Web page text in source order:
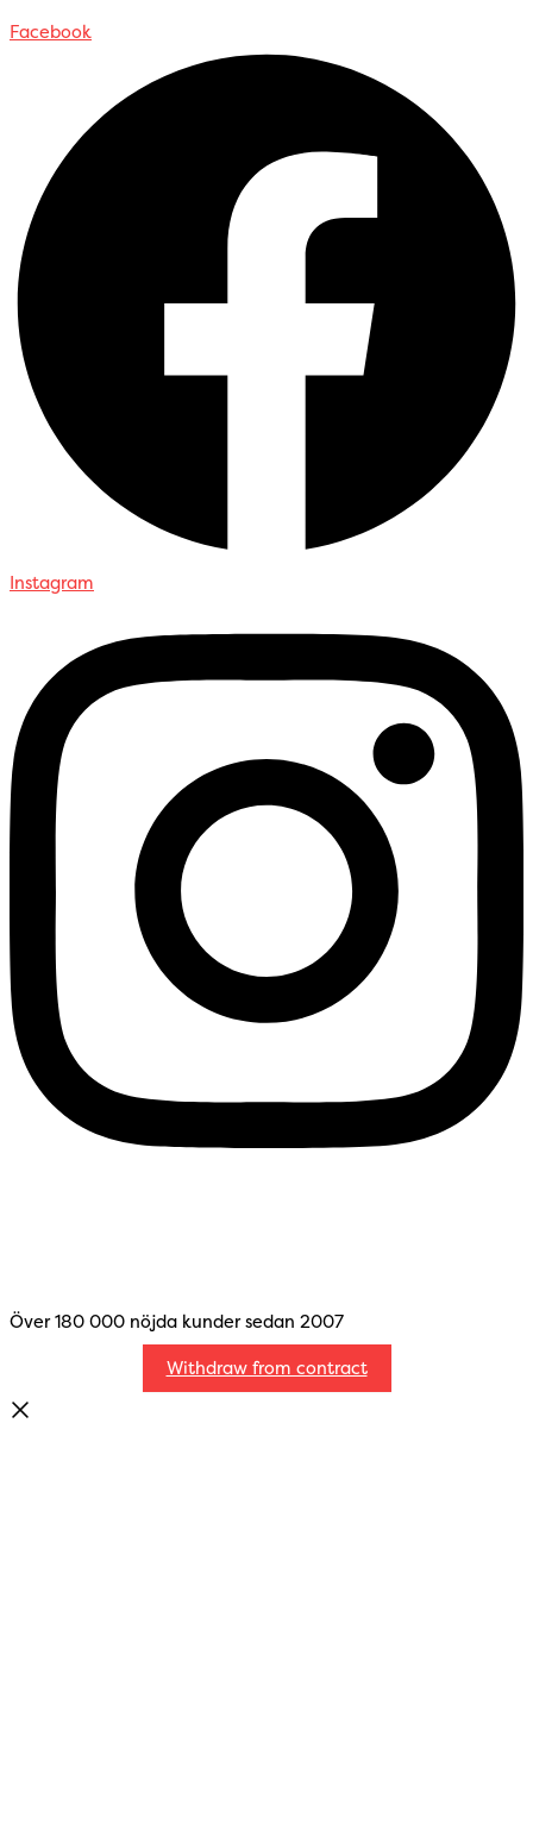
Facebook
Instagram
Över 180 000 nöjda kunder sedan 2007
Withdraw from contract